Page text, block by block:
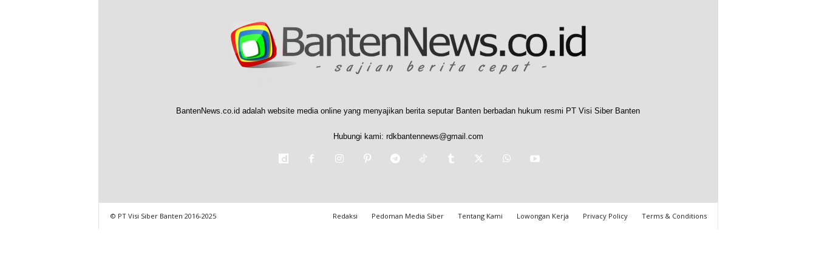
BantenNews.co.id adalah website media online yang menyajikan berita seputar Banten berbadan hukum resmi PT Visi Siber Banten
Hubungi kami: rdkbantennews@gmail.com
Redaksi Pedoman Media Siber Tentang Kami Lowongan Kerja Privacy Policy Terms & Conditions
© PT Visi Siber Banten 2016-2025